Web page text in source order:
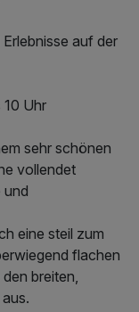
auf der
10 Uhr
sehr schönen
vollendet
und
eine steil zum
flachen
breiten,